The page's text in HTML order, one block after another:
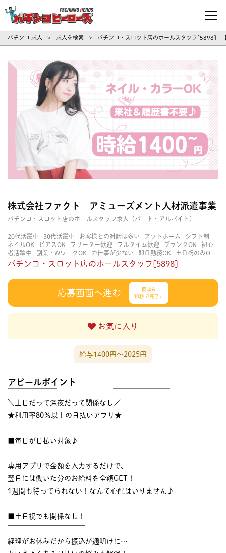
パチンコ求人・転職ならパチンコヒーロ
パチンコ 求人 > 求人を検索 > パチンコ・スロット店のホールスタッフ[5898]
株式会社ファクト アミューズメント人材派遣事業
パチンコ・スロット店のホールスタッフ求人（パート・アルバイト）
20代活躍中 30代活躍中 お客様との対話は多い アットホーム
シフト制
ネイルOK
ピアスOK フリーター歓迎 フルタイム歓迎 ブランクOK
初心
者活躍中
副業・WワークOK 力仕事が少ない 即日勤務OK
土日祝のみOK
学歴不問
服装自由 未経験・初心者OK 決められた時間できっちり
経験不要
立ち仕事 経験者・有資格者歓迎 自分の都合に合わせやすい
自由
パチンコ・スロット店のホールスタッフ[5898]
応募画面へ進む
簡単&
30秒で完了♩
お気に入り
給与1400円〜2025円
アピールポイント
＼土日だって深夜だって関係なし／
★利用率80％以上の日払いアプリ★
■毎日が日払い対象♪
専用アプリで金額を入力するだけで、
翌日には働いた分のお給料を全額GET！
1週間も待ってられない！なんて心配はいりません♪
■土日祝でも関係なし！
経理がお休みだから振込が週明けに…